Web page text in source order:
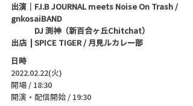
出演｜F.I.B JOURNAL meets Noise On Trash /
gnkosaiBAND
             DJ 渕神（新百合ヶ丘Chitchat）
出店  | SPICE TIGER / 月見ルカレー部
日時
2022.02.22(火)
開場 / 18:30
開演・配信開始 / 19:30